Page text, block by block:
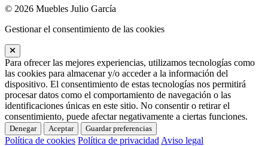
© 2026 Muebles Julio García
Gestionar el consentimiento de las cookies
Para ofrecer las mejores experiencias, utilizamos tecnologías como
las cookies para almacenar y/o acceder a la información del
dispositivo. El consentimiento de estas tecnologías nos permitirá
procesar datos como el comportamiento de navegación o las
identificaciones únicas en este sitio. No consentir o retirar el
consentimiento, puede afectar negativamente a ciertas funciones.
Denegar Aceptar Guardar preferencias
Política de cookies Política de privacidad Aviso legal